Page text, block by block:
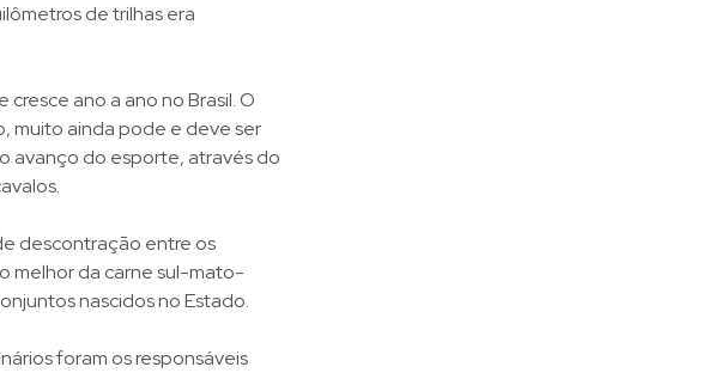
de trilhas era
ano a ano no Brasil. O
muito ainda pode e deve ser
avanço do esporte, através do
descontração entre os
melhor da carne sul-mato-
nascidos no Estado.
foram os responsáveis